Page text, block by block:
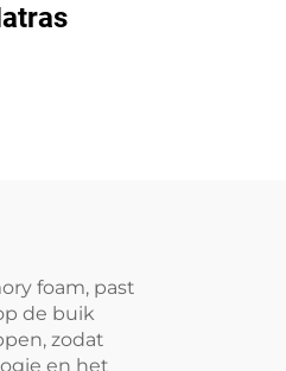
foam, past
de buik
zodat
en het